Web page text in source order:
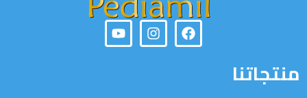
منتجاتنا